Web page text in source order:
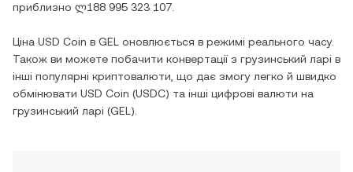
приблизно ლ188 995 323 107
Ціна USD Coin в GEL оновлюється в режимі реального часу.
Також ви можете побачити конвертації з грузинський ларі в
інші популярні криптовалюти, що дає змогу легко й швидко
обмінювати USD Coin (USDC) та інші цифрові валюти на
грузинський ларі (GEL ).